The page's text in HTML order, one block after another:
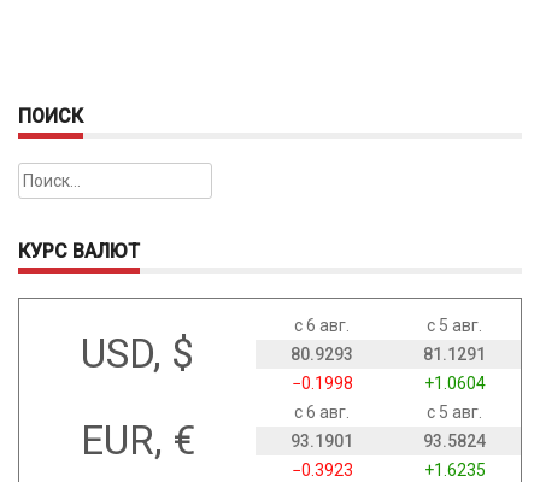
ПОИСК
Найти:
КУРС ВАЛЮТ
USD, $
с 6 авг.
с 5 авг.
80.9293
81.1291
−0.1998
+1.0604
EUR, €
с 6 авг.
с 5 авг.
93.1901
93.5824
−0.3923
+1.6235